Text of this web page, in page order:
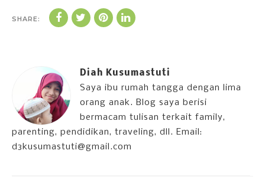
SHARE:
Diah Kusumastuti
Saya ibu rumah tangga dengan lima
orang anak. Blog saya berisi
bermacam tulisan terkait family,
parenting, pendidikan, traveling, dll. Email:
d3kusumastuti@gmail.com